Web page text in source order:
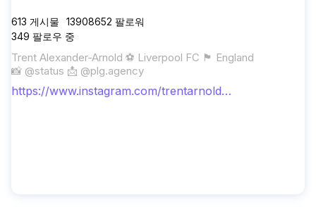
613 게시물 13908652 팔로워
349 팔로우 중
Trent Alexander-Arnold ⚽ Liverpool FC 🏴󠁧󠁢󠁥󠁮󠁧󠁿 England
📸 @status 📩 @plg.agency
https://www.instagram.com/trentarnold6